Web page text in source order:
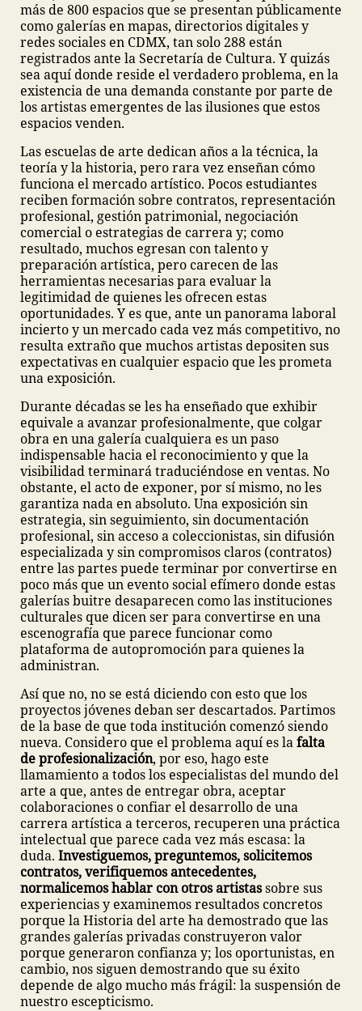
más de 800 espacios que se presentan públicamente
como galerías en mapas, directorios digitales y
redes sociales en CDMX, tan solo 288 están
registrados ante la Secretaría de Cultura. Y quizás
sea aquí donde reside el verdadero problema, en la
existencia de una demanda constante por parte de
los artistas emergentes de las ilusiones que estos
espacios venden.
Las escuelas de arte dedican años a la técnica, la
teoría y la historia, pero rara vez enseñan cómo
funciona el mercado artístico. Pocos estudiantes
reciben formación sobre contratos, representación
profesional, gestión patrimonial, negociación
comercial o estrategias de carrera y; como
resultado, muchos egresan con talento y
preparación artística, pero carecen de las
herramientas necesarias para evaluar la
legitimidad de quienes les ofrecen estas
oportunidades. Y es que, ante un panorama laboral
incierto y un mercado cada vez más competitivo, no
resulta extraño que muchos artistas depositen sus
expectativas en cualquier espacio que les prometa
una exposición.
Durante décadas se les ha enseñado que exhibir
equivale a avanzar profesionalmente, que colgar
obra en una galería cualquiera es un paso
indispensable hacia el reconocimiento y que la
visibilidad terminará traduciéndose en ventas. No
obstante, el acto de exponer, por sí mismo, no les
garantiza nada en absoluto. Una exposición sin
estrategia, sin seguimiento, sin documentación
profesional, sin acceso a coleccionistas, sin difusión
especializada y sin compromisos claros (contratos)
entre las partes puede terminar por convertirse en
poco más que un evento social efímero donde estas
galerías buitre desaparecen como las instituciones
culturales que dicen ser para convertirse en una
escenografía que parece funcionar como
plataforma de autopromoción para quienes la
administran.
Así que no, no se está diciendo con esto que los
proyectos jóvenes deban ser descartados. Partimos
de la base de que toda institución comenzó siendo
nueva. Considero que el problema aquí es lafalta
de profesionalización, por eso, hago este
llamamiento a todos los especialistas del mundo del
arte a que, antes de entregar obra, aceptar
colaboraciones o confiar el desarrollo de una
carrera artística a terceros, recuperen una práctica
intelectual que parece cada vez más escasa: la
duda. Investiguemos, preguntemos, solicitemos
contratos, verifiquemos antecedentes,
normalicemos hablar con otros artistassobre sus
experiencias y examinemos resultados concretos
porque la Historia del arte ha demostrado que las
grandes galerías privadas construyeron valor
porque generaron confianza y; los oportunistas, en
cambio, nos siguen demostrando que su éxito
depende de algo mucho más frágil: la suspensión de
nuestro escepticismo.